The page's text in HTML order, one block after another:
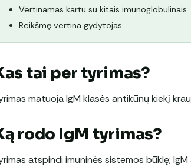
Vertinamas kartu su kitais imunoglobulinais.
Reikšmę vertina gydytojas.
tai per tyrimas?
matuoja IgM klasės antikūnų kiekį
rodo IgM tyrimas?
atspindi imuninės sistemos būklę;